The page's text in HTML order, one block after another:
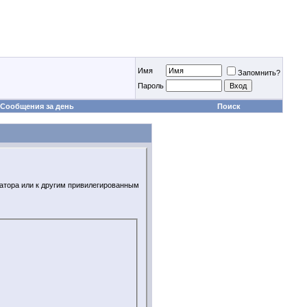
Имя
Запомнить?
Пароль
Сообщения за день Поиск
или к другим привилегированным